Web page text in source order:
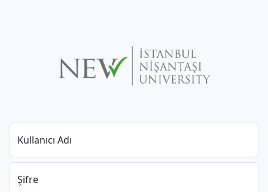
Kullanıcı Adı
Şifre